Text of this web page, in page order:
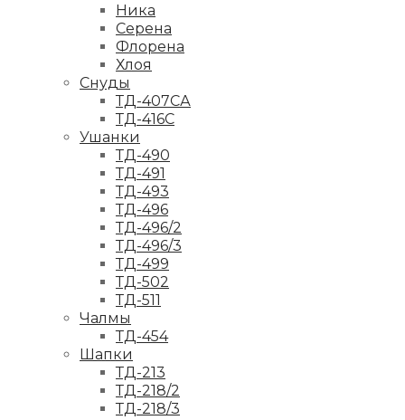
Ника
Серена
Флорена
Хлоя
Снуды
ТД-407СА
ТД-416С
Ушанки
ТД-490
ТД-491
ТД-493
ТД-496
ТД-496/2
ТД-496/3
ТД-499
ТД-502
ТД-511
Чалмы
ТД-454
Шапки
ТД-213
ТД-218/2
ТД-218/3